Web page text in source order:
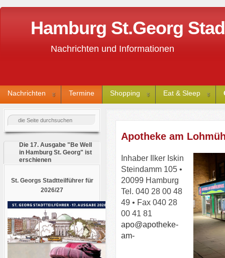
Hamburg St.Georg
Nachrichten und Informationen
Nachrichten Termine Shopping Eat & Sleep
Die 17. Ausgabe "Be Well
in Hamburg St. Georg" ist
erschienen
St. Georgs Stadtteilführer für
2026/27
Apotheke am
Inhaber Ilker Iskin
Steindamm 105 •
20099 Hamburg
Tel. 040 28 00 48
49 • Fax 040 28
00 41 81
apo@apotheke-
am-